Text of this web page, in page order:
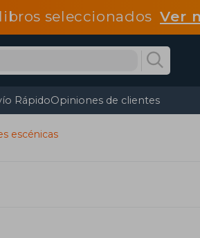
seleccionadosVer
RápidoOpiniones de clientes
escénicas